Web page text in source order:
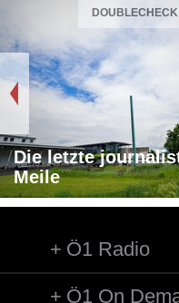
Die letzte
Meile
Ö1 Radio
Ö1 On